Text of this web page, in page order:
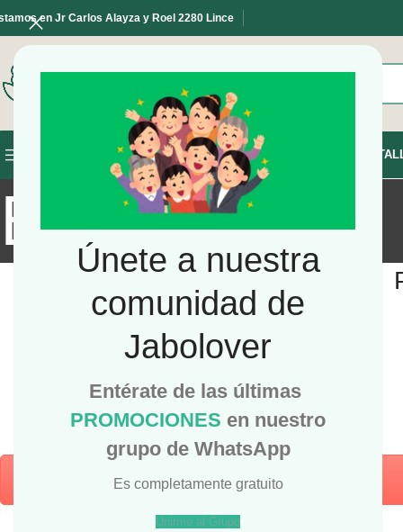
Únete a nuestra
comunidad de
Jabolover
Entérate de las últimas
PROMOCIONES en nuestro
grupo de WhatsApp
Es completamente gratuito
Unirme al Grupo
en Jr Carlos Alayza y Roel 2280 Lince
NAVEGAR POR LAS CATEGORÍAS INICIO
Emergencia